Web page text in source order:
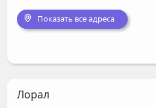
Показать все адреса
Лорал